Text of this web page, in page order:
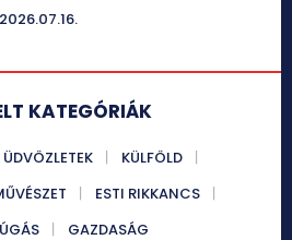
2026.07.16.
KATEGÓRIÁK
ÜDVÖZLETEK
KÜLFÖLD
ESTI RIKKANCS
GAZDASÁG